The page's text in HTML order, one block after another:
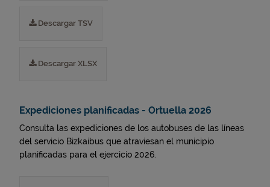
Descargar TSV
Descargar XLSX
Expediciones planificadas - Ortuella 2026
Consulta las expediciones de los autobuses de las líneas
del servicio Bizkaibus que atraviesan el municipio
planificadas para el ejercicio 2026.